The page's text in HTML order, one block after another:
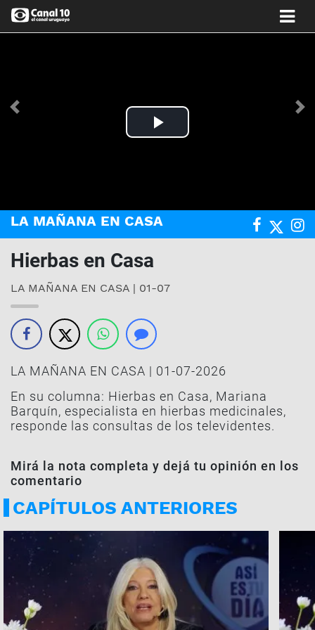
Play
Anterior
LA MAÑANA EN CASA
Hierbas en Casa
LA MAÑANA EN CASA | 01-07
LA MAÑANA EN CASA | 01-07-2026
En su columna: Hierbas en Casa, Mariana
Barquín, especialista en hierbas medicinales,
responde las consultas de los televidentes.
Mirá la nota completa y dejá tu opinión en los
comentario
CAPÍTULOS ANTERIORES